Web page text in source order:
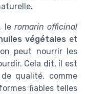
, le romarin officinal
huiles végétales et
peut nourrir les
Cela dit, il est
qualité, comme
fiables telles